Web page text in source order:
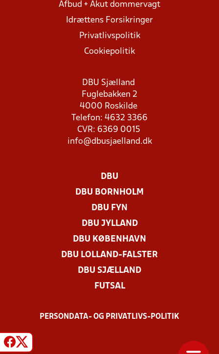
Afbud + Akut dommervagt
Idrættens Forsikringer
Privatlivspolitik
Cookiepolitik
DBU Sjælland
Fuglebakken 2
4000 Roskilde
Telefon: 4632 3366
CVR: 6369 0015
info@dbusjaelland.dk
DBU
DBU BORNHOLM
DBU FYN
DBU JYLLAND
DBU KØBENHAVN
DBU LOLLAND-FALSTER
DBU SJÆLLAND
FUTSAL
PERSONDATA- OG PRIVATLIVS-POLITIK